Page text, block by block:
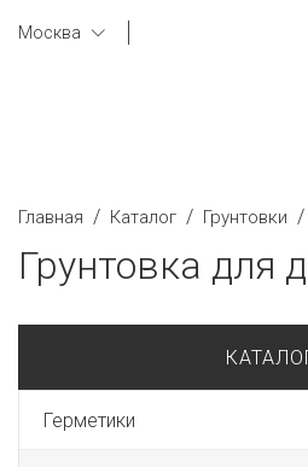
Москва
Главная / Каталог / Грунтовки /
Грунтовка для
Герметики